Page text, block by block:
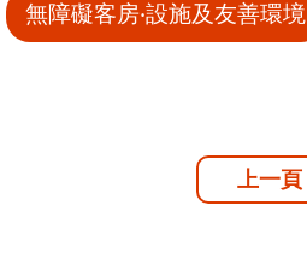
無障礙客房‧設施及友善環境
上一頁